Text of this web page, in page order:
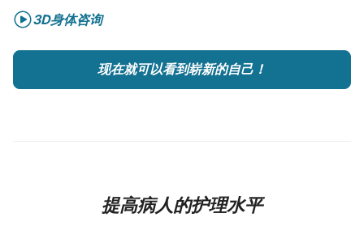
3D身体咨询
现在就可以看到崭新的自己！
提高病人的护理水平